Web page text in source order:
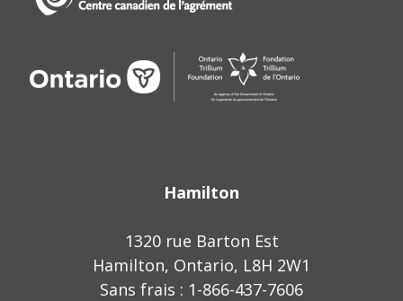
Hamilton
1320 rue Barton Est
Hamilton, Ontario, L8H 2W1
Sans frais : 1-866-437-7606